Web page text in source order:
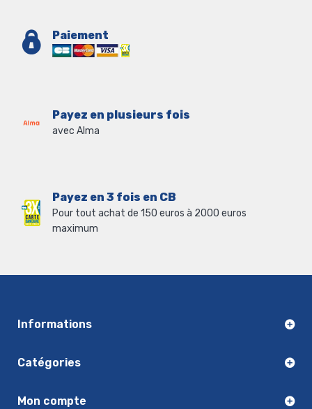
Paiement
Payez en plusieurs fois
avec Alma
Payez en 3 fois en CB
Pour tout achat de 150 euros à 2000 euros
maximum
Informations
Catégories
Mon compte